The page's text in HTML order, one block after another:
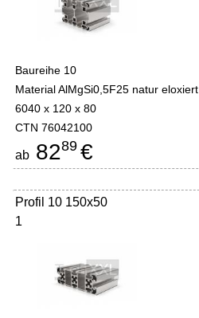
Baureihe 10
Material AlMgSi0,5F25 natur eloxiert
6040 x 120 x 80
CTN 76042100
ab 8289 €
Profil 10 150x50
1